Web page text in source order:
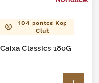
104 pontos Kop
Club
Caixa Classics 180G